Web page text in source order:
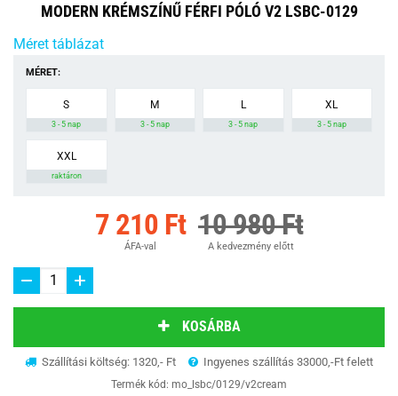
MODERN KRÉMSZÍNŰ FÉRFI PÓLÓ V2 LSBC-0129
Méret táblázat
MÉRET:
S
3 - 5 nap
M
3 - 5 nap
L
3 - 5 nap
XL
3 - 5 nap
XXL
raktáron
7 210 Ft
ÁFA-val
10 980 Ft
A kedvezmény előtt
KOSÁRBA
Szállítási költség: 1320,- Ft Ingyenes szállítás 33000,-Ft felett
Termék kód: mo_lsbc/0129/v2cream